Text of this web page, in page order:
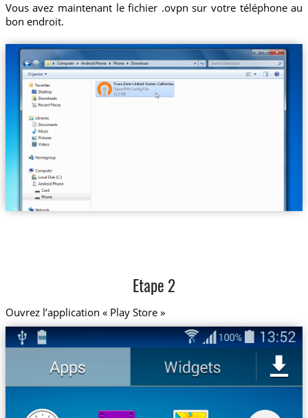
Vous avez maintenant le fichier .ovpn sur votre téléphone au
bon endroit.
Trust.Zone-United-States-California.ovpn
Etape 2
Ouvrez l’application « Play Store »